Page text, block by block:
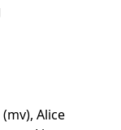
Alice